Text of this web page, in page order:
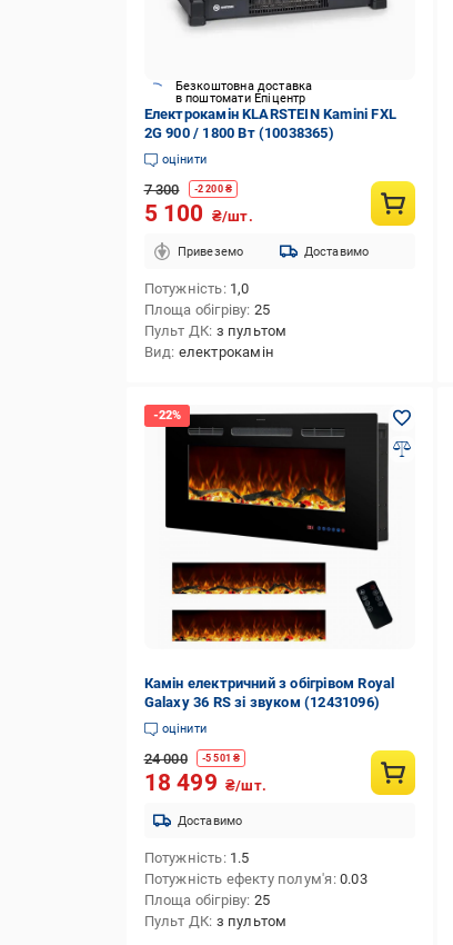
Безкоштовна доставка
в поштомати Епіцентр
Електрокамін KLARSTEIN Kamini FXL
2G 900 / 1800 Вт (10038365)
оцінити
7 300 -2 200₴
5 100 ₴/шт.
Привеземо Доставимо
Потужність 1,0
Площа обігріву 25
Пульт ДК з пультом
Вид електрокамін
Камін електричний з обігрівом Royal
Galaxy 36 RS зі звуком (12431096)
оцінити
24 000 -5 501 ₴
18 499 ₴/шт.
Доставимо
Потужність 1.5
Потужність ефекту полум'я 0.03
Площа обігріву 25
Пульт ДК з пультом